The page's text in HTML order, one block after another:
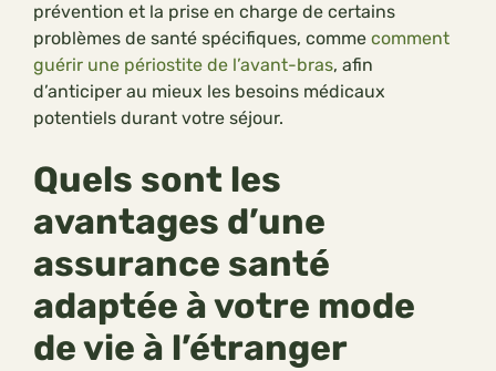
prévention et la prise en charge de certains
problèmes de santé spécifiques, comme comment
guérir une périostite de l’avant-bras, afin
d’anticiper au mieux les besoins médicaux
potentiels durant votre séjour.
Quels sont les
avantages d’une
assurance santé
adaptée à votre mode
de vie à l’étranger